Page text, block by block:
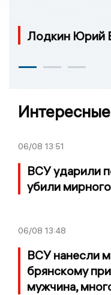
Лодкин Юрий
06/08 13:51
ВСУ ударили
убили
06/08 13:48
ВСУ нанесли
брянскому
мужчина,